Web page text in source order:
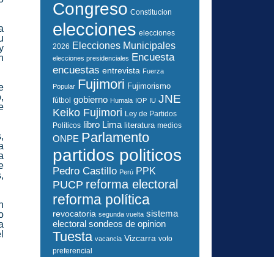
Congreso Constitucion
elecciones elecciones
2026 Elecciones Municipales
elecciones presidenciales Encuesta
encuestas entrevista Fuerza
Popular Fujimori Fujimorismo
fútbol gobierno Humala IOP IU JNE
Keiko Fujimori Ley de Partidos
Políticos libro Lima literatura medios
ONPE Parlamento
partidos politicos
Pedro Castillo Perú PPK
PUCP reforma electoral
reforma política
revocatoria segunda vuelta sistema
electoral sondeos de opinion
Tuesta vacancia Vizcarra voto
preferencial